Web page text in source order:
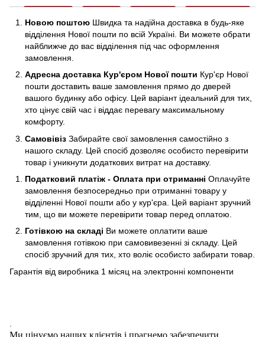
Новою поштою Швидка та надійна доставка в будь-яке
відділення Нової пошти по всій Україні. Ви можете обрати
найближче до вас відділення під час оформлення
замовлення.
Адресна доставка Кур'єром Нової пошти Кур'єр Нової
пошти доставить ваше замовлення прямо до дверей
вашого будинку або офісу. Цей варіант ідеальний для тих,
хто цінує свій час і віддає перевагу максимальному
комфорту.
Самовівіз Забирайте свої замовлення самостійно з
нашого складу. Цей спосіб дозволяє особисто перевірити
товар і уникнути додаткових витрат на доставку.
Податковий платіж - Оплата при отриманні Оплачуйте
замовлення безпосередньо при отриманні товару у
відділенні Нової пошти або у кур'єра. Цей варіант зручний
тим, що ви можете перевірити товар перед оплатою.
Готівкою на складі Ви можете оплатити ваше
замовлення готівкою при самовивезенні зі складу. Цей
спосіб зручний для тих, хто воліє особисто забирати товар.
Гарантія від виробника 1 місяц на электроннi компоненти
Ми цінуємо наших клієнтів і прагнемо забезпечити